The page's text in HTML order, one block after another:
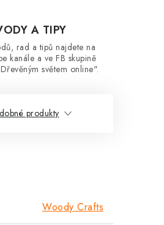
A TIPY
rad a tipů najdete na
kanále a ve FB skupině
světem online".
produkty
Woody Crafts